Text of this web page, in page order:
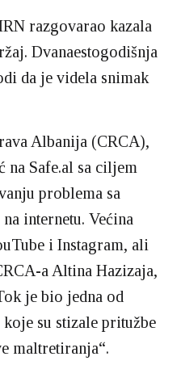
razgovarao kazala
Dvanaestogodišnja
da je videla snimak
Albanija (CRCA),
Safe.al sa ciljem
problema sa
internetu. Većina
i Instagram, ali
a Altina Hazizaja,
je bio jedna od
su stizale pritužbe
maltretiranja“.